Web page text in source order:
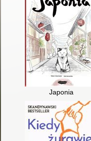
Japonia